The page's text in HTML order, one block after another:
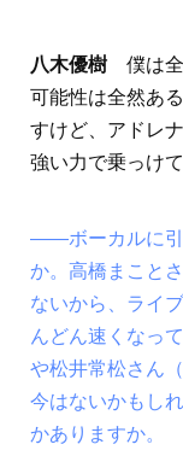
八木優樹 僕は
可能性は全然あ
すけど、アドレ
強い力で乗っけ
――ボーカルに引
か。高橋まこと
ないから、ライ
んどん速くなっ
や松井常松さん
今はないかもし
かありますか。